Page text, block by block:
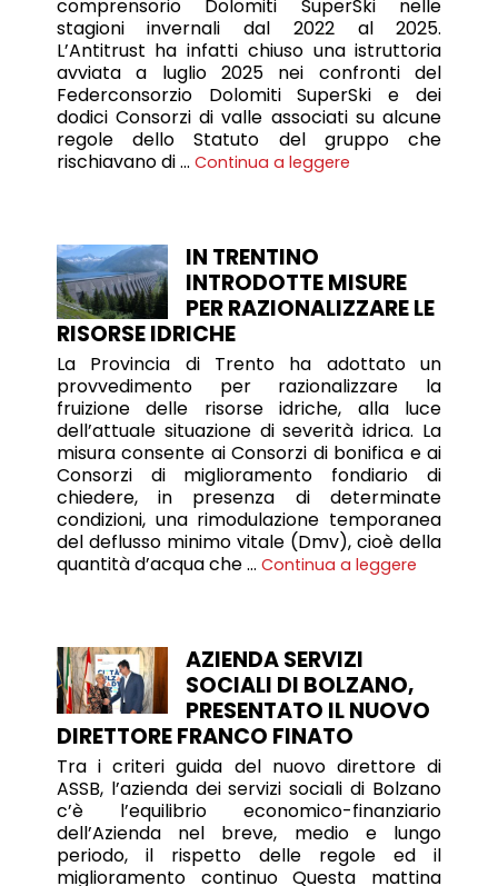
comprensorio Dolomiti SuperSki nelle
stagioni invernali dal 2022 al 2025.
L’Antitrust ha infatti chiuso una istruttoria
avviata a luglio 2025 nei confronti del
Federconsorzio Dolomiti SuperSki e dei
dodici Consorzi di valle associati su alcune
regole dello Statuto del gruppo che
rischiavano di … Continua a leggere
IN TRENTINO
INTRODOTTE MISURE
PER RAZIONALIZZARE LE
RISORSE IDRICHE
La Provincia di Trento ha adottato un
provvedimento per razionalizzare la
fruizione delle risorse idriche, alla luce
dell’attuale situazione di severità idrica. La
misura consente ai Consorzi di bonifica e ai
Consorzi di miglioramento fondiario di
chiedere, in presenza di determinate
condizioni, una rimodulazione temporanea
del deflusso minimo vitale (Dmv), cioè della
quantità d’acqua che … Continua a leggere
AZIENDA SERVIZI
SOCIALI DI BOLZANO,
PRESENTATO IL NUOVO
DIRETTORE FRANCO FINATO
Tra i criteri guida del nuovo direttore di
ASSB, l’azienda dei servizi sociali di Bolzano
c’è l’equilibrio economico-finanziario
dell’Azienda nel breve, medio e lungo
periodo, il rispetto delle regole ed il
miglioramento continuo Questa mattina